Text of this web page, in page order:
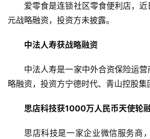
爱零食是连锁社区零食便利店，
元战略融资，投资方未披露。
中法人寿获战略融资
中法人寿是一家中外合资保险运
略融资，投资方宁德时代、青山控股集
思店科技获1000万人民币天使轮
思店科技是一家企业微信服务商